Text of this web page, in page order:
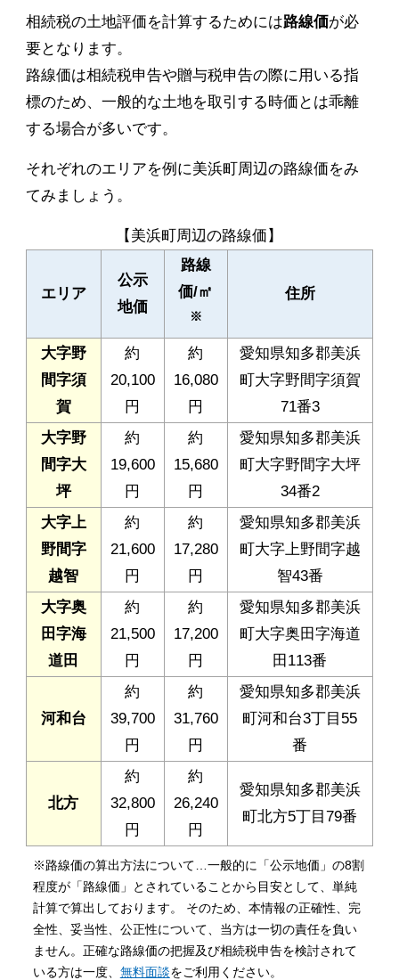
相続税の土地評価を計算するためには路線価が必
要となります。
路線価は相続税申告や贈与税申告の際に用いる指
標のため、一般的な土地を取引する時価とは乖離
する場合が多いです。
それぞれのエリアを例に美浜町周辺の路線価をみ
てみましょう。
【美浜町周辺の路線価】
エリア
公示
地価
路線
価/㎡
※
住所
大字野
間字須
賀
約
20,100
円
約
16,080
円
愛知県知多郡美浜
町大字野間字須賀
71番3
大字野
間字大
坪
約
19,600
円
約
15,680
円
愛知県知多郡美浜
町大字野間字大坪
34番2
大字上
野間字
越智
約
21,600
円
約
17,280
円
愛知県知多郡美浜
町大字上野間字越
智43番
大字奥
田字海
道田
約
21,500
円
約
17,200
円
愛知県知多郡美浜
町大字奥田字海道
田113番
河和台
約
39,700
円
約
31,760
円
愛知県知多郡美浜
町河和台3丁目55
番
北方
約
32,800
円
約
26,240
円
愛知県知多郡美浜
町北方5丁目79番
※路線価の算出方法について…一般的に「公示地価」の8割
程度が「路線価」とされていることから目安として、単純
計算で算出しております。 そのため、本情報の正確性、完
全性、妥当性、公正性について、当方は一切の責任を負い
ません。正確な路線価の把握及び相続税申告を検討されて
いる方は一度、 無料面談をご利用ください。